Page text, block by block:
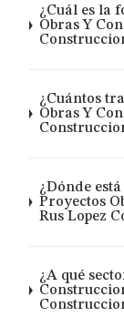
¿Cuál es la
Obras Y
¿Cuántos
Obras Y
¿Dónde
Proyectos
Rus Lopez
¿A qué